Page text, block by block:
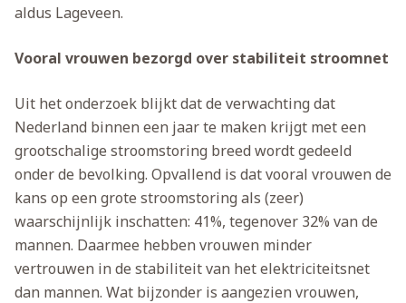
aldus Lageveen.
Vooral vrouwen bezorgd over stabiliteit stroomnet
Uit het onderzoek blijkt dat de verwachting dat
Nederland binnen een jaar te maken krijgt met een
grootschalige stroomstoring breed wordt gedeeld
onder de bevolking. Opvallend is dat vooral vrouwen de
kans op een grote stroomstoring als (zeer)
waarschijnlijk inschatten: 41%, tegenover 32% van de
mannen. Daarmee hebben vrouwen minder
vertrouwen in de stabiliteit van het elektriciteitsnet
dan mannen. Wat bijzonder is aangezien vrouwen,